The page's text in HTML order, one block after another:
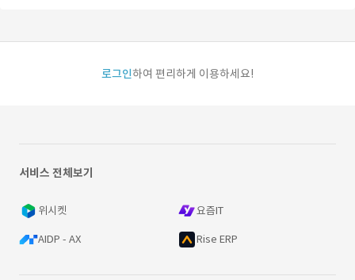
로그인하여 편리하게 이용하세요!
서비스 전체보기
위시켓 요즘IT
AIDP - AX Rise ERP